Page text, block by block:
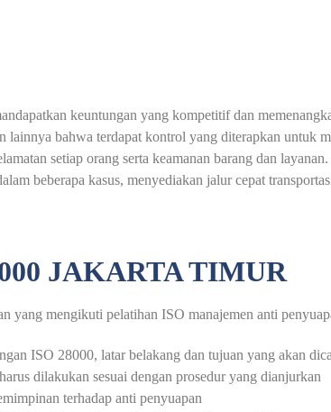
keuntungan yang kompetitif dan
bahwa terdapat kontrol yang diterapkan untuk
setiap orang serta keamanan barang dan
beberapa kasus, menyediakan jalur cepat
JAKARTA TIMUR
yang mengikuti pelatihan ISO manajemen anti
ISO 28000, latar belakang dan tujuan yang akan
dilakukan sesuai dengan prosedur yang dianjurkan
terhadap anti penyuapan